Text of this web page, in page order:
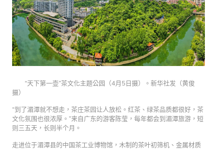
“天下第一壶”茶文化主题公园（4月5日摄）。新华社发（黄俊
摄）
“到了湄潭就不想走，茶庄茶园让人放松。红茶、绿茶品质都很好，茶
文化氛围也很浓厚。”来自广东的游客陈莹，每年都会到湄潭旅游，短
则三五天，长则半个月。
走进位于湄潭县的中国茶工业博物馆，木制的茶叶初筛机、金属材质